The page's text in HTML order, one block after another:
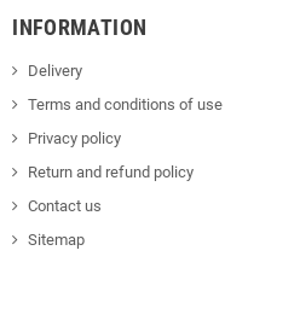
INFORMATION
Delivery
Terms and conditions of use
Privacy policy
Return and refund policy
Contact us
Sitemap